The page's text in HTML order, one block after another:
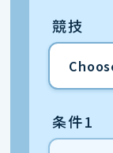
競技
条件1